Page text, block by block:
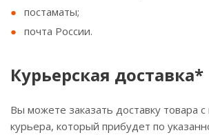
постаматы;
почта России.
Курьерская доставка*
Вы можете заказать доставку товара
курьера, который прибудет по